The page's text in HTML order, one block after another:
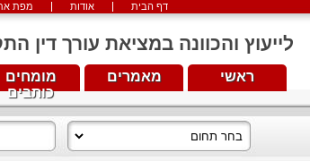
מפת אודות דף הבית
לייעוץ והכוונה במציאת עורך דין התקשרו
מומחים
כותבים
מאמרים ראשי